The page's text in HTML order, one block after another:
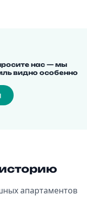
нас — мы
видно особенно
апартаментов